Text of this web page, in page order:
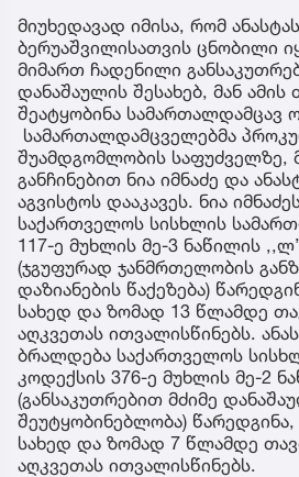
მიუხედავად იმისა, რომ
ბერუაშვილისათვის ცნობილი
მიმართ ჩადენილი
დანაშაულის შესახებ, მან ამის
შეატყობინა სამართალდამცავ
სამართალდამცველებმა
შუამდგომლობის საფუძველზე,
განჩინებით ნია იმნაძე და
აგვისტოს დააკავეს. ნია
საქართველოს სისხლის
117-ე მუხლის მე-3 ნაწილის
(ჯგუფურად ჯანმრთელობის
დაზიანების წაქეზება)
სახედ და ზომად 13 წლამდე
აღკვეთას ითვალისწინებს.
ბრალდება საქართველოს
კოდექსის 376-ე მუხლის მე-2
(განსაკუთრებით მძიმე
შეუტყობინებლობა)
სახედ და ზომად 7 წლამდე
აღკვეთას ითვალისწინებს.